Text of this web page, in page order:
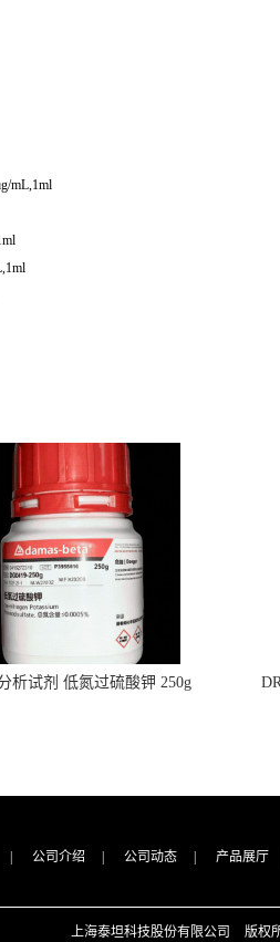
mL,1ml
析试剂 低氮过硫酸钾 250g
| 公司介绍 | 公司动态 | 产品展厅
上海泰坦科技股份有限公司 版权